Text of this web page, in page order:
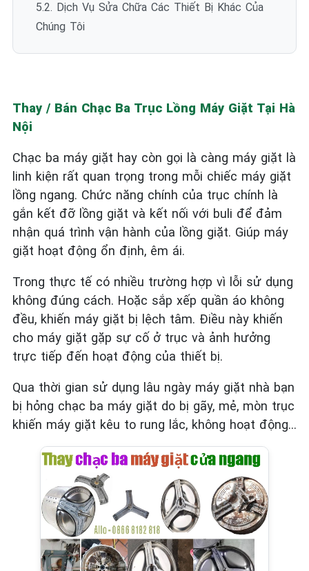
5.2. Dịch Vụ Sửa Chữa Các Thiết Bị Khác Của
Chúng Tôi
Thay / Bán Chạc Ba Trục Lồng Máy Giặt Tại Hà
Nội
Chạc ba máy giặt hay còn gọi là càng máy giặt là
linh kiện rất quan trọng trong mỗi chiếc máy giặt
lồng ngang. Chức năng chính của trục chính là
gắn kết đỡ lồng giặt và kết nối với buli để đảm
nhận quá trình vận hành của lồng giặt. Giúp máy
giặt hoạt động ổn định, êm ái.
Trong thực tế có nhiều trường hợp vì lỗi sử dụng
không đúng cách. Hoặc sắp xếp quần áo không
đều, khiến máy giặt bị lệch tâm. Điều này khiến
cho máy giặt gặp sự cố ở trục và ảnh hưởng
trực tiếp đến hoạt động của thiết bị.
Qua thời gian sử dụng lâu ngày máy giặt nhà bạn
bị hỏng chạc ba máy giặt do bị gãy, mẻ, mòn trục
khiến máy giặt kêu to rung lắc, không hoạt động…